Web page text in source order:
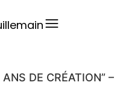
DE CRÉATION” –